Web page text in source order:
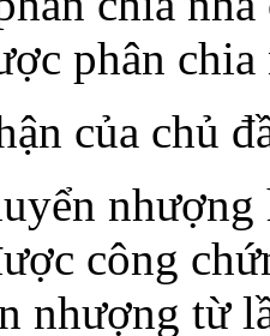
phân chia
của chủ
công
nhượng từ